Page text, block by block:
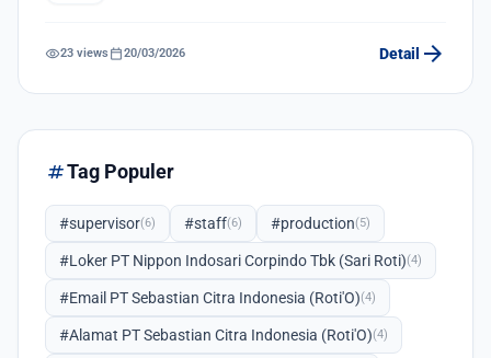
visibility23 views calendar_today20/03/2026 Detail arrow_forward
tagTag Populer
#supervisor(6) #staff(6) #production(5)
#Loker PT Nippon Indosari Corpindo Tbk (Sari Roti)(4)
#Email PT Sebastian Citra Indonesia (Roti'O)(4)
#Alamat PT Sebastian Citra Indonesia (Roti'O)(4)